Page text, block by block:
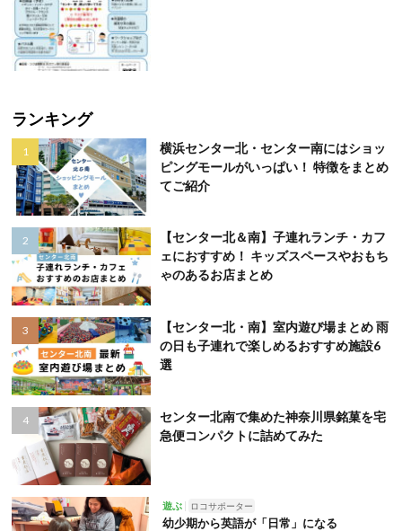
ランキング
横浜センター北・センター南にはショッ
ピングモールがいっぱい！ 特徴をまとめ
てご紹介
【センター北＆南】子連れランチ・カフ
ェにおすすめ！ キッズスペースやおもち
ゃのあるお店まとめ
【センター北・南】室内遊び場まとめ 雨
の日も子連れで楽しめるおすすめ施設6
選
センター北南で集めた神奈川県銘菓を宅
急便コンパクトに詰めてみた
遊ぶ ロコサポーター
幼少期から英語が「日常」になる